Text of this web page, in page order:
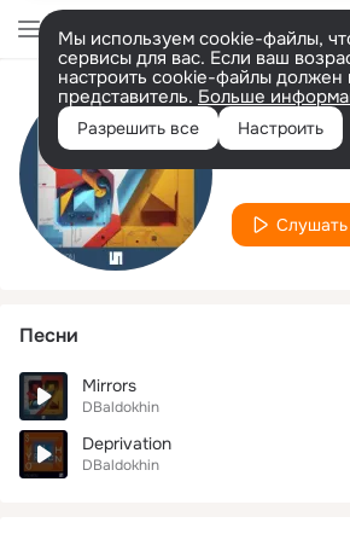
Мы используем cookie-файлы,
сервисы для вас. Если ваш
настроить cookie-файлы должен
представитель. Больше
Разрешить все Настроить
Слушать
Песни
Mirrors
DBaldokhin
Deprivation
DBaldokhin